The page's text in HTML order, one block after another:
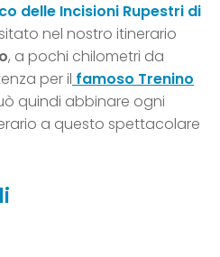
delle Incisioni Rupestri di
nel nostro itinerario
, a pochi chilometri da
per il famoso Trenino
quindi abbinare ogni
a questo spettacolare